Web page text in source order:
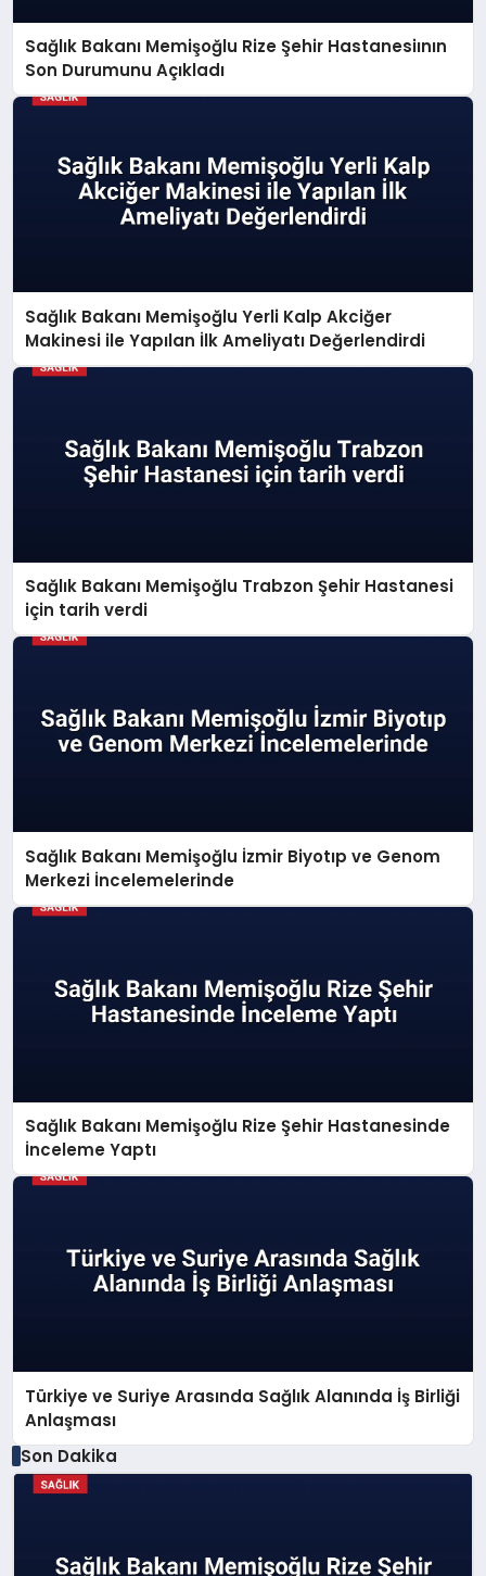
Sağlık Bakanı Memişoğlu Rize Şehir Hastanesiının
Son Durumunu Açıkladı
Sağlık Bakanı Memişoğlu Yerli Kalp Akciğer
Makinesi ile Yapılan İlk Ameliyatı Değerlendirdi
Sağlık Bakanı Memişoğlu Trabzon Şehir Hastanesi
için tarih verdi
Sağlık Bakanı Memişoğlu İzmir Biyotıp ve Genom
Merkezi İncelemelerinde
Sağlık Bakanı Memişoğlu Rize Şehir Hastanesinde
İnceleme Yaptı
Türkiye ve Suriye Arasında Sağlık Alanında İş Birliği
Anlaşması
Son Dakika